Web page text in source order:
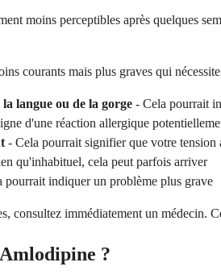
moins perceptibles après quelques
courants mais plus graves qui
langue ou de la gorge - Cela pourrait
d'une réaction allergique
- Cela pourrait signifier que votre tension
qu'inhabituel, cela peut parfois arriver
pourrait indiquer un problème plus grave
consultez immédiatement un
?